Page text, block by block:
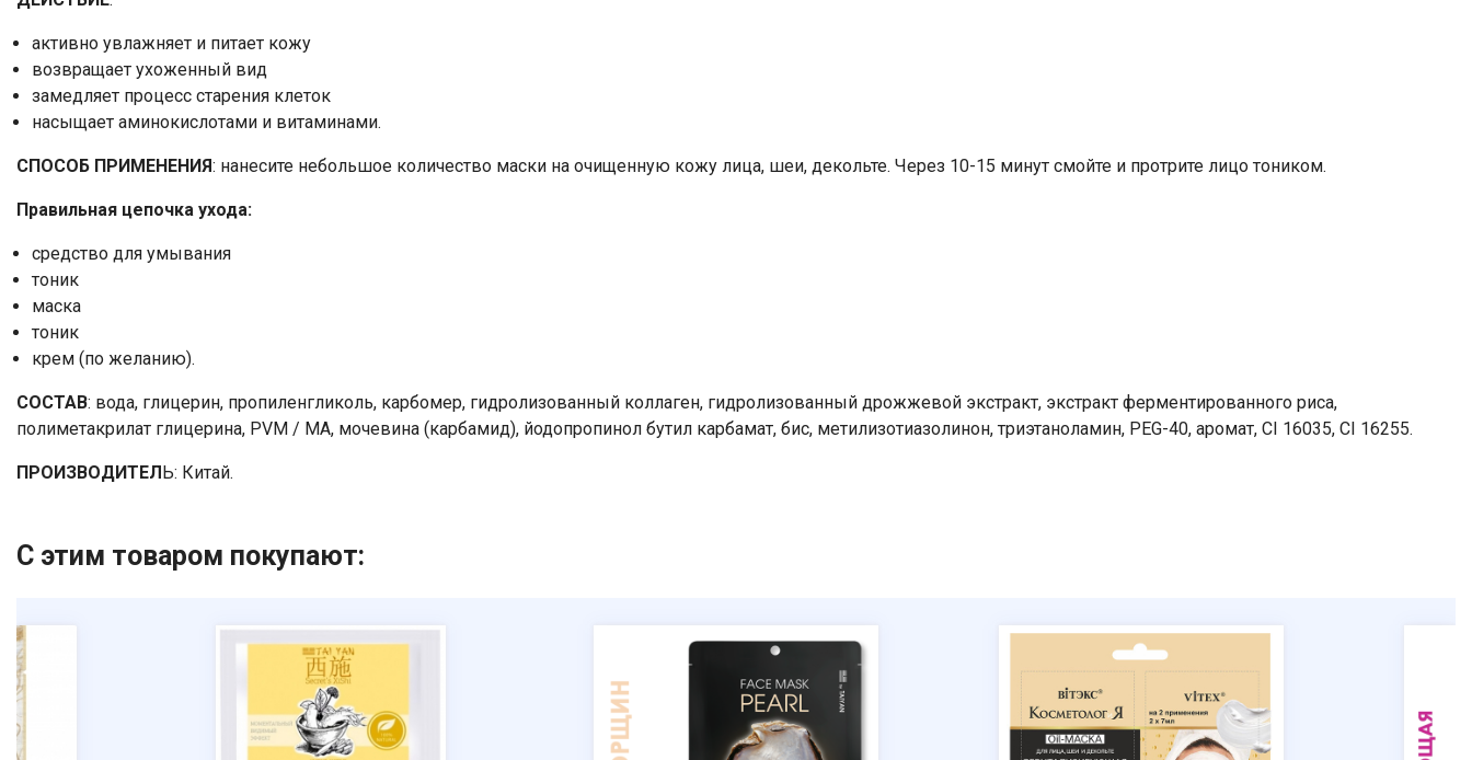
активно увлажняет и питает кожу
возвращает ухоженный вид
замедляет процесс старения клеток
насыщает аминокислотами и витаминами.
СПОСОБ ПРИМЕНЕНИЯ: нанесите небольшое количество маски на очищенную кожу лица, шеи, декольте. Через 10-15 минут смойте и протрите лицо тоником.
Правильная цепочка ухода:
средство для умывания
тоник
маска
тоник
крем (по желанию).
СОСТАВ: вода, глицерин, пропиленгликоль, карбомер, гидролизованный коллаген, гидролизованный дрожжевой экстракт, экстракт ферментированного риса,
полиметакрилат глицерина, PVM / MA, мочевина (карбамид), йодопропинол бутил карбамат, бис, метилизотиазолинон, триэтаноламин, PEG-40, аромат, CI 16035, CI 16255.
ПРОИЗВОДИТЕЛ Ь: Китай.
С этим товаром покупают:
Номер телефона